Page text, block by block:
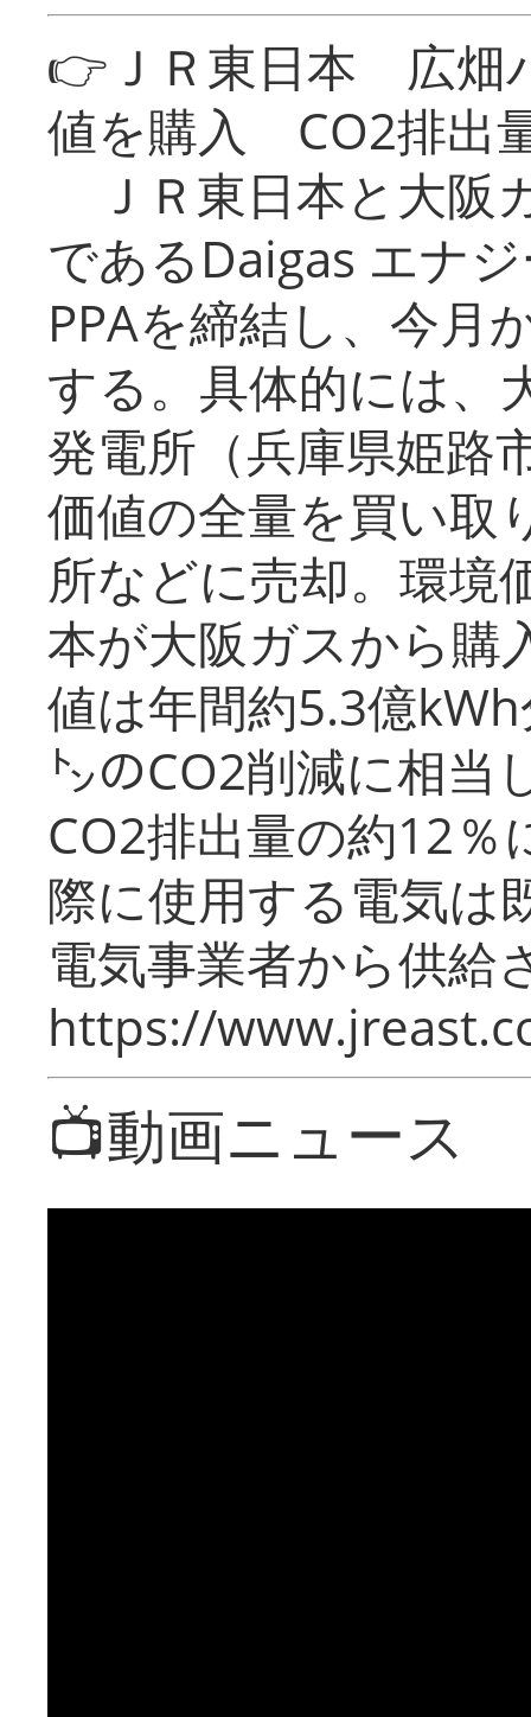
👉ＪＲ東日本 広畑
値を購入 CO2排出
ＪＲ東日本と大阪
であるDaigas エナ
PPAを締結し、今月
する。具体的には、
発電所（兵庫県姫路
価値の全量を買い取
所などに売却。環境
本が大阪ガスから購
値は年間約5.3億
㌧のCO2削減に相当
CO2排出量の約12％
際に使用する電気は
電気事業者から供給
https://
📺動画ニュース